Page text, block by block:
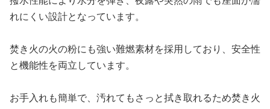
れにくい設計となっています。
焚き火の火の粉にも強い難燃素材を採用しており、安全性
と機能性を両立しています。
お手入れも簡単で、汚れてもさっと拭き取れるため焚き火